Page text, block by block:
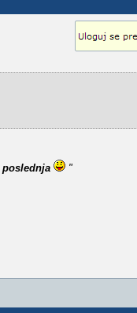
poslednja "